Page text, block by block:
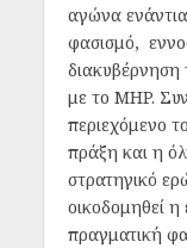
αγώνα
φασισμό,
διακυβέρνηση
με το MHP.
περιεχόμενο
πράξη και η
στρατηγικό
οικοδομηθεί
πραγματική